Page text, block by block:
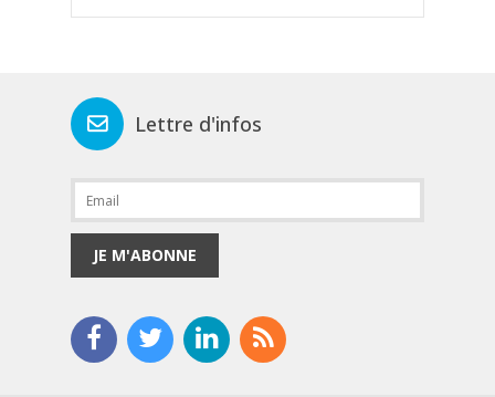
Lettre d'infos
JE M'ABONNE